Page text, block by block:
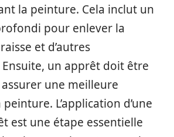
la peinture. Cela inclut un
pour enlever la
et d’autres
un apprêt doit être
une meilleure
L’application d’une
est une étape essentielle